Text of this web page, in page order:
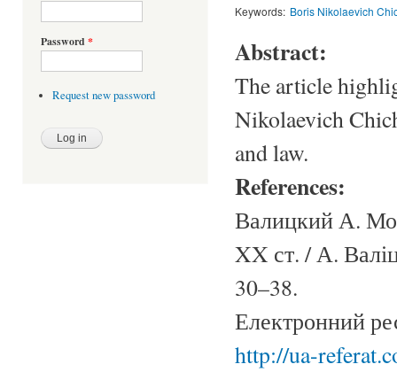
Password *
Request new password
Keywords: Boris Nikolaevich
Abstract:
The article
Nikolaevich
and law.
References:
Валицкий А.
XX ст. / А.
30–38.
Електронний
http://ua-